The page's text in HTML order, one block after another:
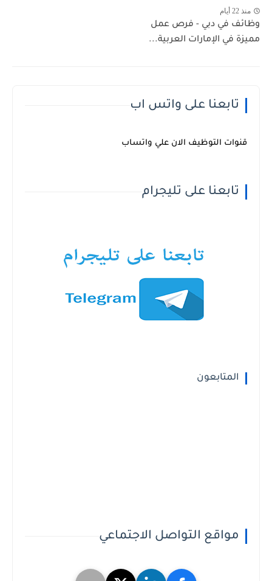
منذ 22 أيام
وظائف في دبي - فرص عمل
مميزة في الإمارات العربية...
تابعنا على واتس اب
قنوات التوظيف الان علي واتساب
تابعنا على تليجرام
المتابعون
مواقع التواصل الاجتماعي